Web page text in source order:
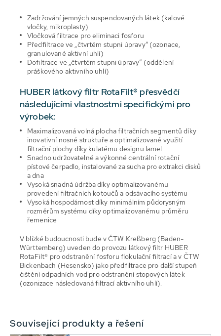
Zadržování jemných suspendovaných látek (kalové
vločky, mikroplasty)
Vločková filtrace pro eliminaci fosforu
Předfiltrace ve „čtvrtém stupni úpravy“ (ozonace,
granulované aktivní uhlí)
Dofiltrace ve „čtvrtém stupni úpravy“ (oddělení
práškového aktivního uhlí)
HUBER látkový filtr RotaFilt® přesvědčí
následujícími vlastnostmi specifickými pro
výrobek:
Maximalizovaná volná plocha filtračních segmentů díky
inovativní nosné struktuře a optimalizované využití
filtrační plochy díky kulatému designu lamel
Snadno udržovatelné a výkonné centrální rotační
pístové čerpadlo, instalované za sucha pro extrakci disků
a dna
Vysoká snadná údržba díky optimalizovanému
provedení filtračních kotoučů a odsávacího systému
Vysoká hospodárnost díky minimálním půdorysným
rozměrům systému díky optimalizovanému průměru
řemenice
V blízké budoucnosti bude v ČTW Kreßberg (Baden-
Württemberg) uveden do provozu látkový filtr HUBER
RotaFilt® pro odstranění fosforu flokulační filtrací a v ČTW
Bickenbach (Hesensko) jako předfiltrace pro další stupeň
čištění odpadních vod pro odstranění stopových látek
(ozonizace následovaná filtrací aktivního uhlí).
Související produkty a řešení